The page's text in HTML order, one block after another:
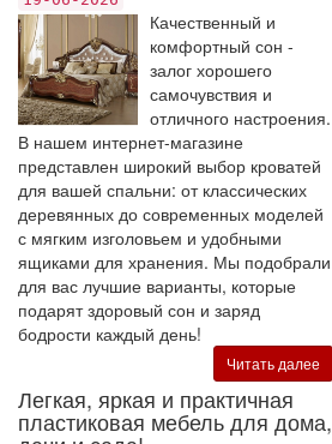
Качественный и
комфортный сон -
залог хорошего
самочувствия и
отличного настроения.
В нашем интернет-магазине
представлен широкий выбор кроватей
для вашей спальни: от классических
деревянных до современных моделей
с мягким изголовьем и удобными
ящиками для хранения. Мы подобрали
для вас лучшие варианты, которые
подарят здоровый сон и заряд
бодрости каждый день!
Читать далее
Легкая, яркая и практичная
пластиковая мебель для дома,